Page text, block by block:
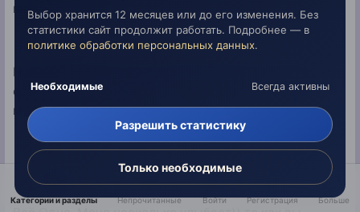
между Я и Не Я.
Ни в одной книге и не в чьём мнении нет Истины, но
есть указания на Истину. Она в вас и познать её
можете только вы сами в себе. На практике)
И у меня на вас нет никакой “негативной реакции”),
т.к между вами и мной я не вижу никакой разницы.
Категории и разделы Непрочитанные Войти Регистрация Больше
Выбор хранится 12 месяцев или до его изменения. Без
статистики сайт продолжит работать. Подробнее — в
политике обработки персональных данных.
Необходимые Всегда активны
Разрешить статистику
Только необходимые